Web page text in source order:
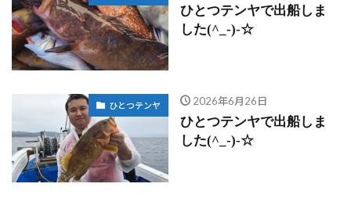
ひとつテンヤで出船しま
した(^_-)-☆
ひとつテンヤ 2026年6月26日
ひとつテンヤで出船しま
した(^_-)-☆